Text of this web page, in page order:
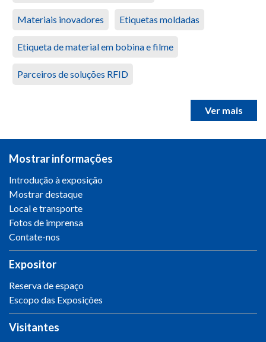
Materiais inovadores Etiquetas moldadas
Etiqueta de material em bobina e filme
Parceiros de soluções RFID
Ver mais
Mostrar informações
Introdução à exposição
Mostrar destaque
Local e transporte
Fotos de imprensa
Contate-nos
Expositor
Reserva de espaço
Escopo das Exposições
Visitantes